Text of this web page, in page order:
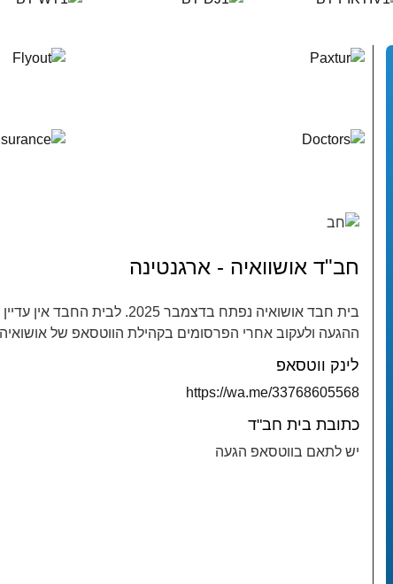
חב"ד אושוואיה - ארגנטינה
בית חבד אושואיה נפתח בדצמבר
ההגעה ולעקוב אחרי הפרסומים בקהילת הווטסאפ של
לינק ווטסאפ
https://wa.me/33768605568
כתובת בית חב"ד
יש לתאם בווטסאפ הגעה